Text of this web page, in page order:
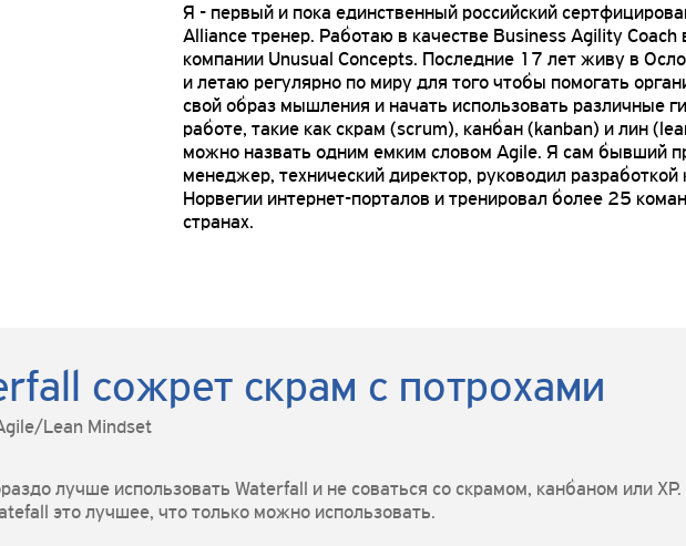
Я - первый и пока единственный российский
Alliance тренер. Работаю в качестве Business Agility Coach
компании Unusual Concepts. Последние 17 лет живу в
и летаю регулярно по миру для того чтобы помогать
свой образ мышления и начать использовать различные
работе, такие как скрам (scrum), канбан (kanban) и лин
можно назвать одним емким словом Agile. Я сам бывший
менеджер, технический директор, руководил разработкой
Норвегии интернет-порталов и тренировал более 25
странах.
сожрет скрам с потрохами
Lean Mindset
лучше использовать Waterfall и не соваться со скрамом, канбаном или XP.
это лучшее, что только можно использовать.